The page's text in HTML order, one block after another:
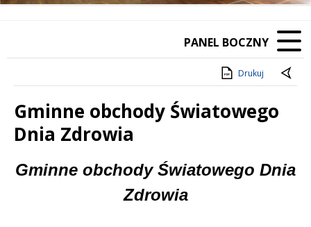
PANEL BOCZNY
Drukuj
Gminne obchody Światowego
Dnia Zdrowia
Treść
Gminne obchody Światowego Dnia
Zdrowia